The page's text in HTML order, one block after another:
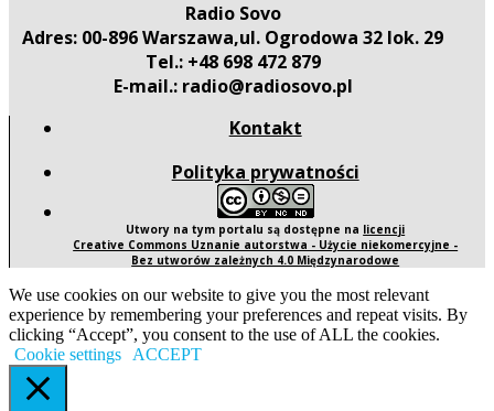
Radio Sovo
Adres: 00-896 Warszawa,ul. Ogrodowa 32 lok. 29
Tel.: +48 698 472 879
E-mail.: radio@radiosovo.pl
Kontakt
Polityka prywatności
Utwory na tym portalu są dostępne na licencji
Creative Commons Uznanie autorstwa - Użycie niekomercyjne -
Bez utworów zależnych 4.0 Międzynarodowe
We use cookies on our website to give you the most relevant
experience by remembering your preferences and repeat visits. By
clicking “Accept”, you consent to the use of ALL the cookies.
Cookie settings
ACCEPT